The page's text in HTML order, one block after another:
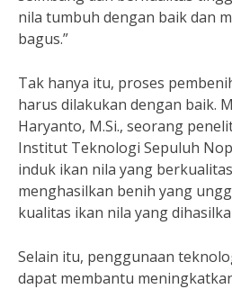
nila tumbuh dengan baik dan
bagus.”
Tak hanya itu, proses
harus dilakukan dengan baik.
Haryanto, M.Si., seorang
Institut Teknologi Sepuluh
induk ikan nila yang
menghasilkan benih yang
kualitas ikan nila yang
Selain itu, penggunaan
dapat membantu